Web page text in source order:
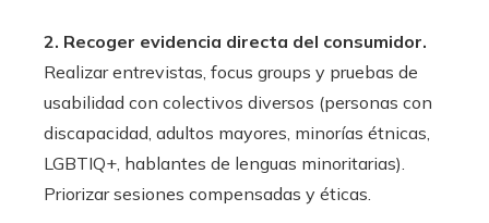
2. Recoger evidencia directa del consumidor.
Realizar entrevistas, focus groups y pruebas de
usabilidad con colectivos diversos (personas con
discapacidad, adultos mayores, minorías étnicas,
LGBTIQ+, hablantes de lenguas minoritarias).
Priorizar sesiones compensadas y éticas.